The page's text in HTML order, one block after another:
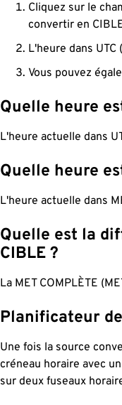
Cliquez sur le
convertir en
L'heure dans
Vous pouvez
Quelle heure
L'heure actuelle dans
Quelle heure
L'heure actuelle dans
Quelle est la
CIBLE ?
La MET COMPLÈTE
Planificateur
Une fois la source
créneau horaire avec
sur deux fuseaux